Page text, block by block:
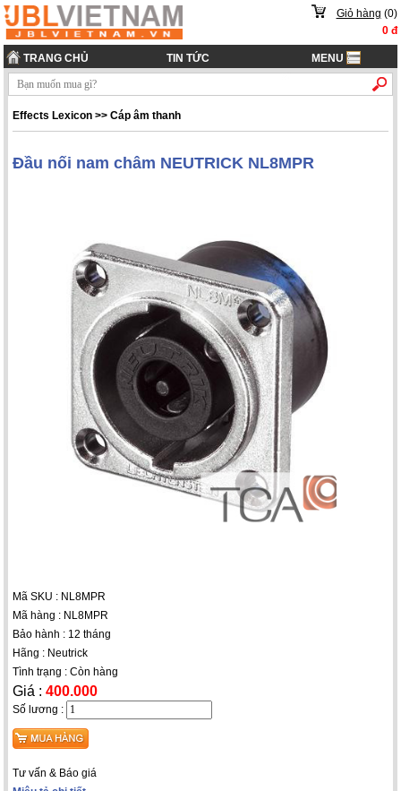
Giỏ hàng (0)
0đ
TRANG CHỦ TIN TỨC MENU
Effects Lexicon >>Cáp âm thanh
Đầu nối nam châm NEUTRICK NL8MPR
Mã SKU : NL8MPR
Mã hàng : NL8MPR
Bảo hành : 12 tháng
Hãng : Neutrick
Tình trạng : Còn hàng
Giá :400.000
Số lương :
Tư vấn & Báo giá